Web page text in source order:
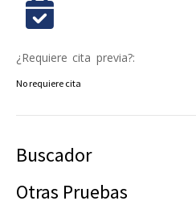
¿Requiere cita previa?:
No requiere cita
Buscador
Otras Pruebas